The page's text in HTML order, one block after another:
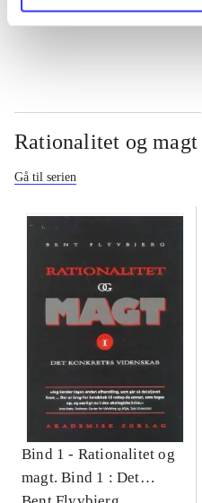
Rationalitet og magt
Gå til serien
Bind 1 - Rationalitet og
magt. Bind 1 : Det